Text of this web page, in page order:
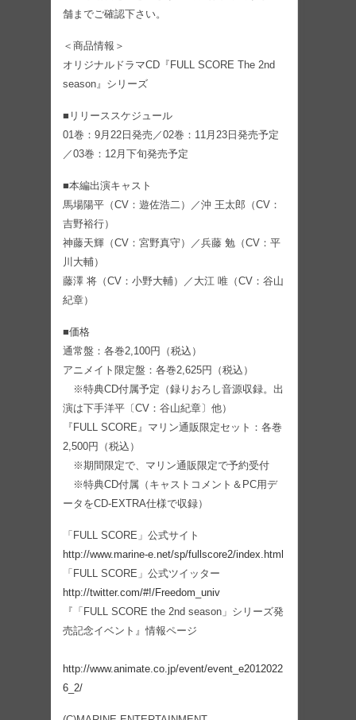
舗までご確認下さい。
＜商品情報＞
オリジナルドラマCD『FULL SCORE The 2nd
season』シリーズ
■リリーススケジュール
01巻：9月22日発売／02巻：11月23日発売予定
／03巻：12月下旬発売予定
■本編出演キャスト
馬場陽平（CV：遊佐浩二）／沖 王太郎（CV：
吉野裕行）
神藤天輝（CV：宮野真守）／兵藤 勉（CV：平
川大輔）
藤澤 将（CV：小野大輔）／大江 唯（CV：谷山
紀章）
■価格
通常盤：各巻2,100円（税込）
アニメイト限定盤：各巻2,625円（税込）
※特典CD付属予定（録りおろし音源収録。出
演は下手洋平〔CV：谷山紀章〕他）
『FULL SCORE』マリン通販限定セット：各巻
2,500円（税込）
※期間限定で、マリン通販限定で予約受付
※特典CD付属（キャストコメント＆PC用デ
ータをCD-EXTRA仕様で収録）
「FULL SCORE」公式サイト
http://www.marine-e.net/sp/fullscore2/index.html
「FULL SCORE」公式ツイッター
http://twitter.com/#!/Freedom_univ
『「FULL SCORE the 2nd season」シリーズ発
売記念イベント』情報ページ
http://www.animate.co.jp/event/event_e2012022
6_2/